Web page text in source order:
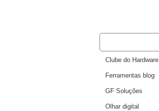
Clube do Hardware
Ferramentas blog
GF Soluções
Olhar digital